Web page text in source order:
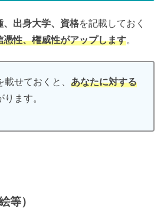
、出身大学、資格を記載しておく
性、権威性がアップします。
載せておくと、 あなたに対する
ます。
等）